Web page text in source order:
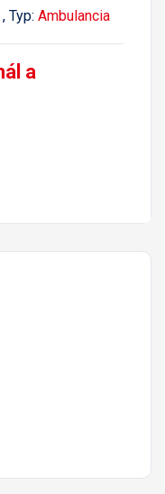
, Typ: Ambulancia
a